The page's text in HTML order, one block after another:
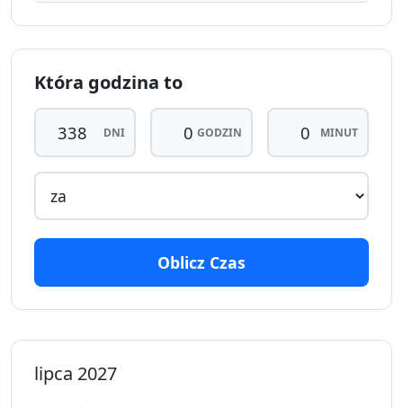
Która godzina to
DNI GODZIN MINUT
Oblicz Czas
lipca 2027